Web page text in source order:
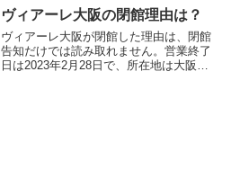
く流れを解説しま...
ヴィアーレ大阪の閉館理由は？
ヴィアーレ大阪が閉館した理由は、閉館
告知だけでは読み取れません。営業終了
日は2023年2月28日で、所在地は大阪市